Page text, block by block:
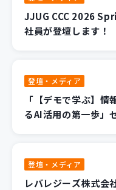
JJUG CCC 2026
社員が登壇します！
登壇・メディア
「【デモで学ぶ】
るAI活用の第一歩」
登壇・メディア
レバレジーズ株式会